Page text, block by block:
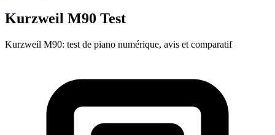
Kurzweil M90 Test
Kurzweil M90: test de piano numérique, avis et comparatif